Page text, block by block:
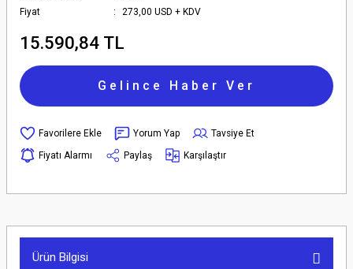
Fiyat
273,00 USD + KDV
15.590,84 TL
Gelince Haber Ver
Yorum Yap
Tavsiye Et
Fiyatı Alarmı
Paylaş Karşılaştır
Ürün Bilgisi